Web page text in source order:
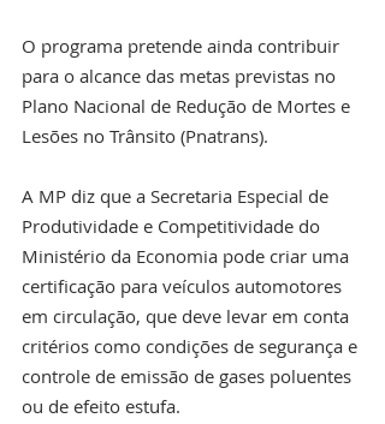
O programa pretende ainda contribuir
para o alcance das metas previstas no
Plano Nacional de Redução de Mortes e
Lesões no Trânsito (Pnatrans).
A MP diz que a Secretaria Especial de
Produtividade e Competitividade do
Ministério da Economia pode criar uma
certificação para veículos automotores
em circulação, que deve levar em conta
critérios como condições de segurança e
controle de emissão de gases poluentes
ou de efeito estufa.